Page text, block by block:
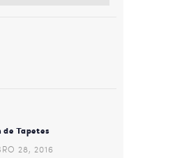
de Tapetes
28, 2016